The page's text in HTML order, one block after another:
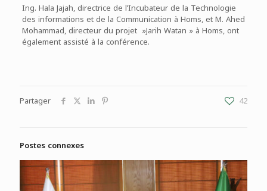
Ing. Hala Jajah, directrice de l’Incubateur de la Technologie
des informations et de la Communication à Homs, et M. Ahed
Mohammad, directeur du projet »Jarih Watan » à Homs, ont
également assisté à la conférence.
Partager 42
Postes connexes